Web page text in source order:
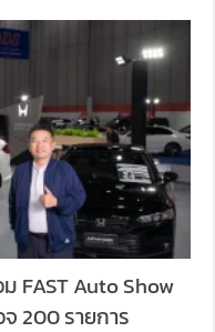
FAST Auto Show
200 รายการ